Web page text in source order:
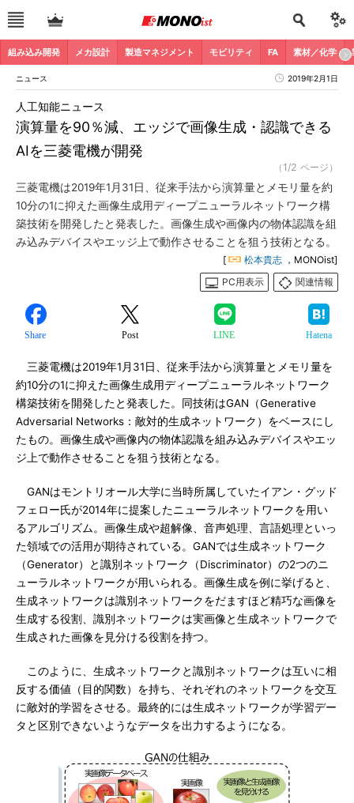
組み込み開発 メカ設計 製造マネジメント モビリティ FA 素材／化学
ニュース 2019年2月1日
演算量を90％減、エッジで画像生成・認識できる
AIを三菱電機が開発
人工知能ニュース
（1/2 ページ）
三菱電機は2019年1月31日、従来手法から演算量とメモリ量を約
10分の1に抑えた画像生成用ディープニューラルネットワーク構
築技術を開発したと発表した。画像生成や画像内の物体認識を組
み込みデバイスやエッジ上で動作させることを狙う技術となる。
[ 松本貴志 ，MONOist]
PC用表示
関連情報
Share Post LINE Hatena
三菱電機は2019年1月31日、従来手法から演算量とメモリ量を
約10分の1に抑えた画像生成用ディープニューラルネットワーク
構築技術を開発したと発表した。同技術はGAN（Generative
Adversarial Networks：敵対的生成ネットワーク）をベースにし
たもの。画像生成や画像内の物体認識を組み込みデバイスやエッ
ジ上で動作させることを狙う技術となる。
GANはモントリオール大学に当時所属していたイアン・グッド
フェロー氏が2014年に提案したニューラルネットワークを用い
るアルゴリズム。画像生成や超解像、音声処理、言語処理といっ
た領域での活用が期待されている。GANでは生成ネットワーク
（Generator）と識別ネットワーク（Discriminator）の2つのニ
ューラルネットワークが用いられる。画像生成を例に挙げると、
生成ネットワークは識別ネットワークをだますほど精巧な画像を
生成する役割、識別ネットワークは実画像と生成ネットワークで
生成された画像を見分ける役割を持つ。
このように、生成ネットワークと識別ネットワークは互いに相
反する価値（目的関数）を持ち、それぞれのネットワークを交互
に敵対的学習をさせる。最終的には生成ネットワークが学習デー
タと区別できないようなデータを出力するようになる。